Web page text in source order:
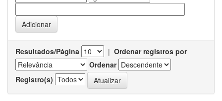
Resultados/Página | Ordenar registros por
Ordenar
Registro(s)